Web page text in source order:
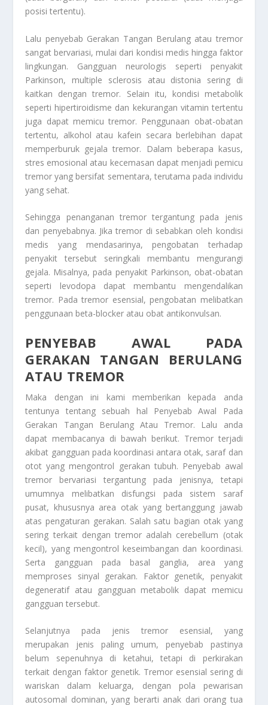
posisi tertentu).
Lalu penyebab Gerakan Tangan Berulangatau tremor
sangat bervariasi, mulai dari kondisi medis hingga faktor
lingkungan. Gangguan neurologis seperti penyakit
Parkinson, multiple sclerosis atau distonia sering di
kaitkan dengan tremor. Selain itu, kondisi metabolik
seperti hipertiroidisme dan kekurangan vitamin tertentu
juga dapat memicu tremor. Penggunaan obat-obatan
tertentu, alkohol atau kafein secara berlebihan dapat
memperburuk gejala tremor. Dalam beberapa kasus,
stres emosional atau kecemasan dapat menjadi pemicu
tremor yang bersifat sementara, terutama pada individu
yang sehat.
Sehingga penanganan tremor tergantung pada jenis
dan penyebabnya. Jika tremor di sebabkan oleh kondisi
medis yang mendasarinya, pengobatan terhadap
penyakit tersebut seringkali membantu mengurangi
gejala. Misalnya, pada penyakit Parkinson, obat-obatan
seperti levodopa dapat membantu mengendalikan
tremor. Pada tremor esensial, pengobatan melibatkan
penggunaan beta-blocker atau obat antikonvulsan.
PENYEBAB AWAL PADA
GERAKAN TANGAN BERULANG
ATAU TREMOR
Maka dengan ini kami memberikan kepada anda
tentunya tentang sebuah hal
Penyebab Awal Pada
Gerakan Tangan Berulang Atau Tremor. Lalu anda
dapat membacanya di bawah berikut. Tremor terjadi
akibat gangguan pada koordinasi antara otak, saraf dan
otot yang mengontrol gerakan tubuh. Penyebab awal
tremor bervariasi tergantung pada jenisnya, tetapi
umumnya melibatkan disfungsi pada sistem saraf
pusat, khususnya area otak yang bertanggung jawab
atas pengaturan gerakan. Salah satu bagian otak yang
sering terkait dengan tremor adalah cerebellum (otak
kecil), yang mengontrol keseimbangan dan koordinasi.
Serta gangguan pada basal ganglia, area yang
memproses sinyal gerakan. Faktor genetik, penyakit
degeneratif atau gangguan metabolik dapat memicu
gangguan tersebut.
Selanjutnya pada jenis tremor esensial, yang
merupakan jenis paling umum, penyebab pastinya
belum sepenuhnya di ketahui, tetapi di perkirakan
terkait dengan faktor genetik. Tremor esensial sering di
wariskan dalam keluarga, dengan pola pewarisan
autosomal dominan, yang berarti anak dari orang tua